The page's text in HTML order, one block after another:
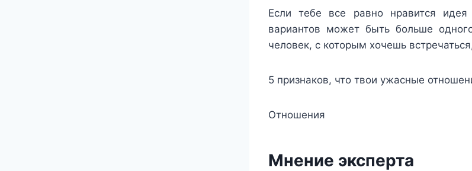
Если тебе все равно нравится
вариантов может быть больше
человек, с которым хочешь
5 признаков, что твои ужасные
Отношения
Мнение эксперта